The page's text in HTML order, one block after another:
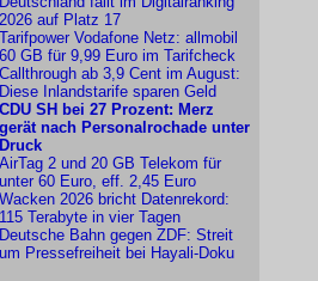
2026 auf Platz 17
Tarifpower Vodafone Netz: allmobil
60 GB für 9,99 Euro im Tarifcheck
Callthrough ab 3,9 Cent im August:
Diese Inlandstarife sparen Geld
CDU SH bei 27 Prozent: Merz
gerät nach Personalrochade unter
Druck
AirTag 2 und 20 GB Telekom für
unter 60 Euro, eff. 2,45 Euro
Wacken 2026 bricht Datenrekord:
115 Terabyte in vier Tagen
Deutsche Bahn gegen ZDF: Streit
um Pressefreiheit bei Hayali-Doku